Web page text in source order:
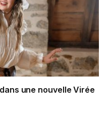
une nouvelle Virée